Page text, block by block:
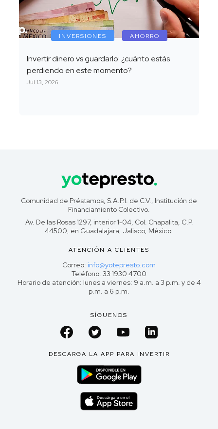
INVERSIONES AHORRO
Invertir dinero vs guardarlo: ¿cuánto estás
perdiendo en este momento?
Jul 13, 2026
Comunidad de Préstamos, S.A.P.I. de C.V., Institución de
Financiamiento Colectivo.
Av. De las Rosas 1297, interior 1-04, Col. Chapalita, C.P.
44500, en Guadalajara, Jalisco, México.
ATENCIÓN A CLIENTES
Correo: info@yotepresto.com
Teléfono: 33 1930 4700
Horario de atención: lunes a viernes: 9 a.m. a 3 p.m. y de 4
p.m. a 6 p.m.
SÍGUENOS
DESCARGA LA APP PARA INVERTIR